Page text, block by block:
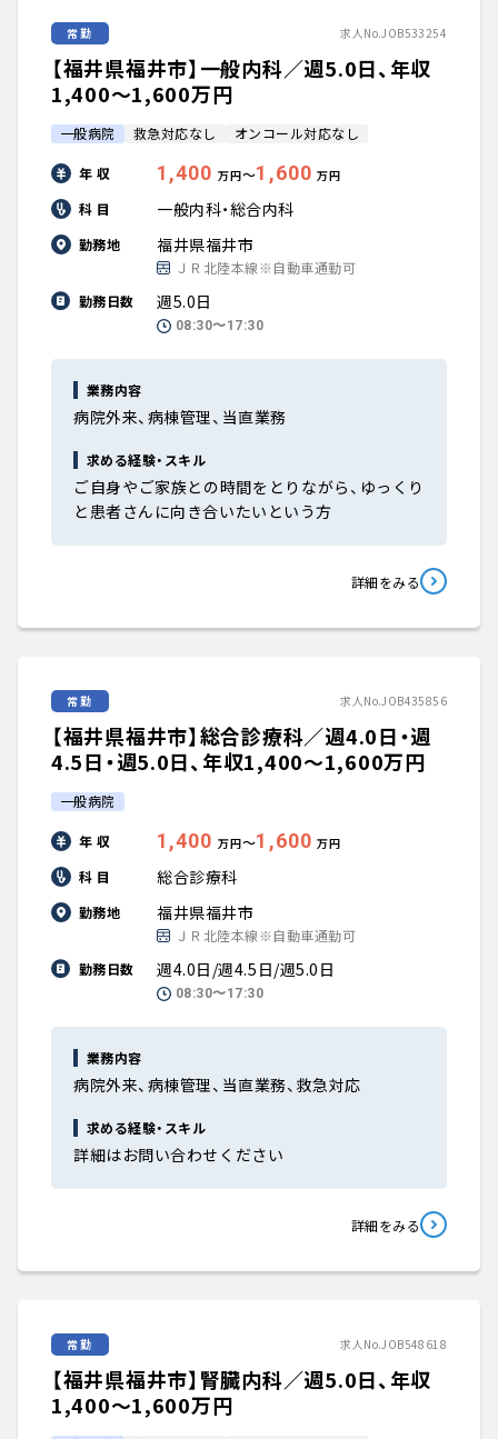
常勤 求人No.JOB533254
【福井県福井市】一般内科／週5.0日、年収
1,400〜1,600万円
一般病院 救急対応なし オンコール対応なし
年 収 1,400 万円〜1,600 万円
科 目 一般内科・総合内科
勤務地 福井県福井市
ＪＲ北陸本線※自動車通勤可
勤務日数
週5.0日
08:30〜17:30
業務内容
病院外来、病棟管理、当直業務
求める経験・スキル
ご自身やご家族との時間をとりながら、ゆっくり
と患者さんに向き合いたいという方
詳細をみる
常勤 求人No.JOB435856
【福井県福井市】総合診療科／週4.0日・週
4.5日・週5.0日、年収1,400〜1,600万円
一般病院
年 収 1,400 万円〜1,600 万円
科 目 総合診療科
勤務地 福井県福井市
ＪＲ北陸本線※自動車通勤可
勤務日数
週4.0日/週4.5日/週5.0日
08:30〜17:30
業務内容
病院外来、病棟管理、当直業務、救急対応
求める経験・スキル
詳細はお問い合わせください
詳細をみる
常勤 求人No.JOB548618
【福井県福井市】腎臓内科／週5.0日、年収
1,400〜1,600万円